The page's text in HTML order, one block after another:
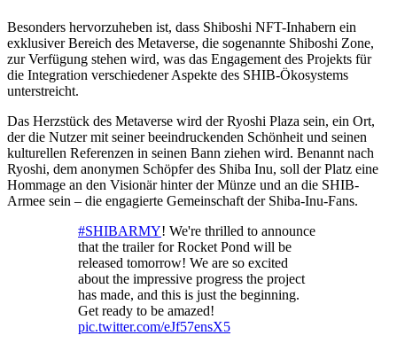
Besonders hervorzuheben ist, dass Shiboshi NFT-Inhabern ein
exklusiver Bereich des Metaverse, die sogenannte Shiboshi Zone,
zur Verfügung stehen wird, was das Engagement des Projekts für
die Integration verschiedener Aspekte des SHIB-Ökosystems
unterstreicht.
Das Herzstück des Metaverse wird der Ryoshi Plaza sein, ein Ort,
der die Nutzer mit seiner beeindruckenden Schönheit und seinen
kulturellen Referenzen in seinen Bann ziehen wird. Benannt nach
Ryoshi, dem anonymen Schöpfer des Shiba Inu, soll der Platz eine
Hommage an den Visionär hinter der Münze und an die SHIB-
Armee sein – die engagierte Gemeinschaft der Shiba-Inu-Fans.
#SHIBARMY! We're thrilled to announce
that the trailer for Rocket Pond will be
released tomorrow! We are so excited
about the impressive progress the project
has made, and this is just the beginning.
Get ready to be amazed!
pic.twitter.com/eJf57ensX5